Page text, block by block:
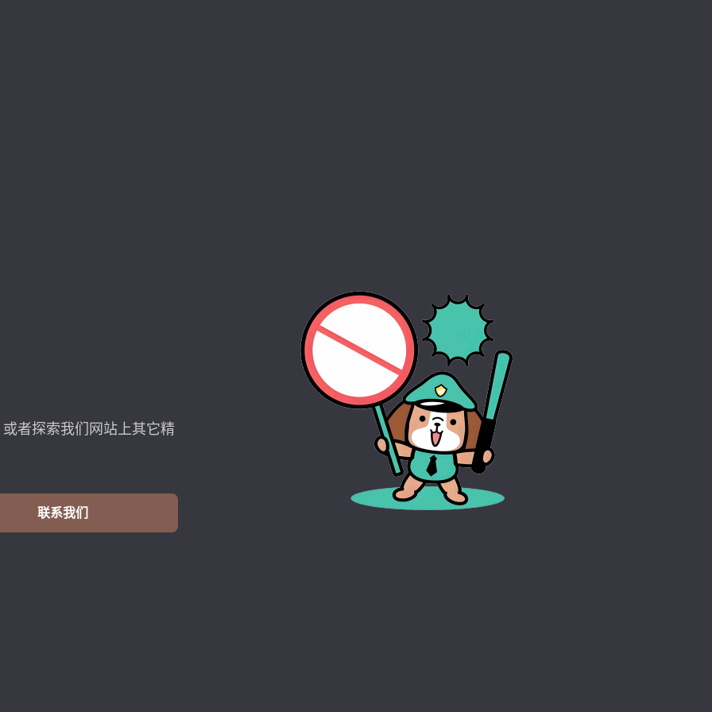
者探索我们网站上其它精
联系我们